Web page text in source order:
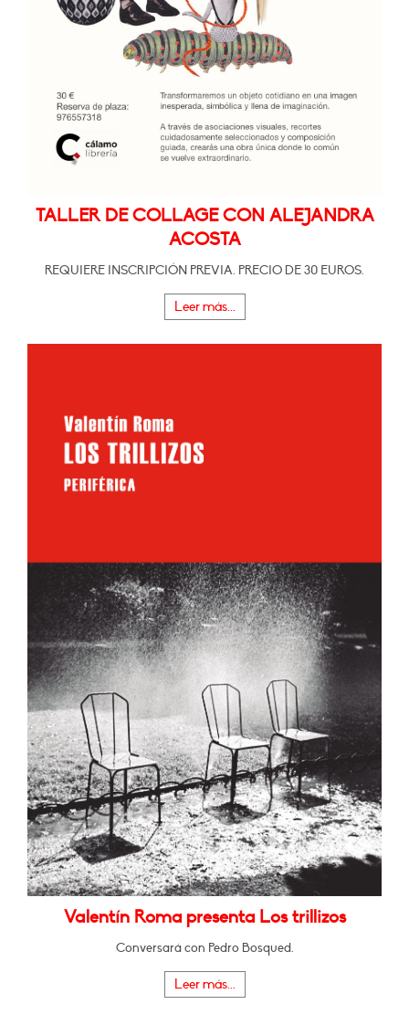
TALLER DE COLLAGE CON ALEJANDRA
ACOSTA
REQUIERE INSCRIPCIÓN PREVIA. PRECIO DE 30 EUROS.
Leer más...
Valentín Roma presenta Los trillizos
Conversará con Pedro Bosqued.
Leer más...